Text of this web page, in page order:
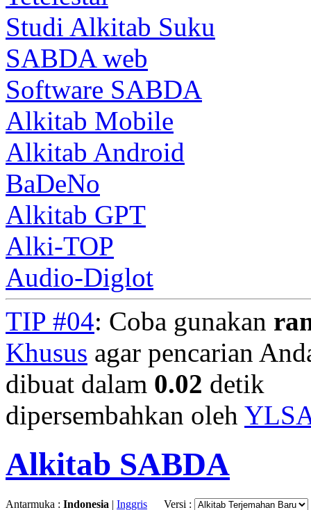
Studi Alkitab Suku
SABDA web
Software SABDA
Alkitab Mobile
Alkitab Android
BaDeNo
Alkitab GPT
Alki-TOP
Audio-Diglot
TIP #04: Coba gunakan
Khusus agar pencarian
dibuat dalam 0.02 detik
dipersembahkan oleh
Alkitab SABDA
Antarmuka : Indonesia | Inggris Versi :